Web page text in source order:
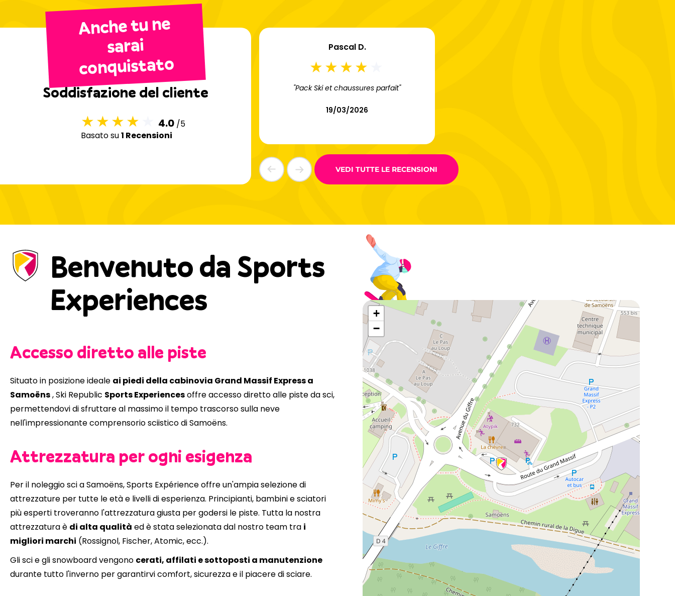
Anche tu ne
sarai
conquistato
Soddisfazione del cliente
4.0 /5
Basato su1 Recensioni
Pascal D.
"Pack Ski et chaussures parfait"
19/03/2026
VEDI TUTTE LE RECENSIONI
Benvenuto da Sports
Experiences
Accesso diretto alle piste
Situato in posizione ideale ai piedi della cabinovia Grand Massif Express a
Samoëns, Ski Republic Sports Experiencesoffre accesso diretto alle piste da sci,
permettendovi di sfruttare al massimo il tempo trascorso sulla neve
nell'impressionante comprensorio sciistico di Samoëns.
Attrezzatura per ogni esigenza
Per il noleggio sci a Samoëns, Sports Expérience offre un'ampia selezione di
attrezzature per tutte le età e livelli di esperienza. Principianti, bambini e sciatori
più esperti troveranno l'attrezzatura giusta per godersi le piste. Tutta la nostra
attrezzatura è di alta qualità ed è stata selezionata dal nostro team tra i
migliori marchi (Rossignol, Fischer, Atomic, ecc.).
Gli sci e gli snowboard vengono cerati, affilati e sottoposti a manutenzione
durante tutto l'inverno per garantirvi comfort, sicurezza e il piacere di sciare.
+
−